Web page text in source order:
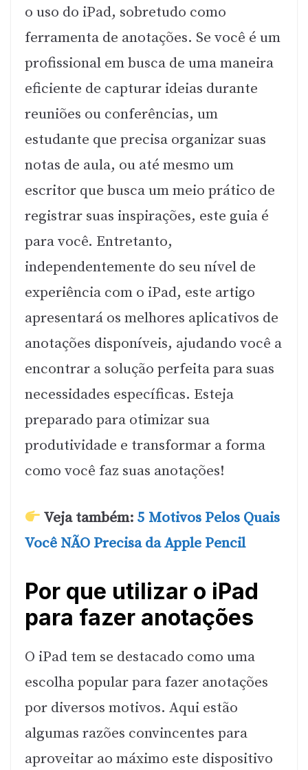
o uso do iPad, sobretudo como
ferramenta de anotações. Se você é um
profissional em busca de uma maneira
eficiente de capturar ideias durante
reuniões ou conferências, um
estudante que precisa organizar suas
notas de aula, ou até mesmo um
escritor que busca um meio prático de
registrar suas inspirações, este guia é
para você. Entretanto,
independentemente do seu nível de
experiência com o iPad, este artigo
apresentará os melhores aplicativos de
anotações disponíveis, ajudando você a
encontrar a solução perfeita para suas
necessidades específicas. Esteja
preparado para otimizar sua
produtividade e transformar a forma
como você faz suas anotações!
Veja também: 5 Motivos Pelos Quais
Você NÃO Precisa da Apple Pencil
Por que utilizar o iPad
para fazer anotações
O iPad tem se destacado como uma
escolha popular para fazer anotações
por diversos motivos. Aqui estão
algumas razões convincentes para
aproveitar ao máximo este dispositivo